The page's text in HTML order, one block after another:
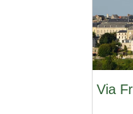
Via